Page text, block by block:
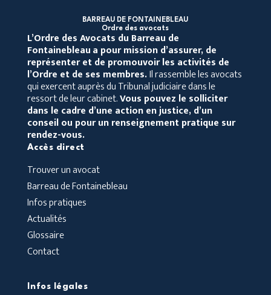
BARREAU DE FONTAINEBLEAU
Ordre des avocats
L’Ordre des Avocats du Barreau de
Fontainebleaua pour mission d’assurer, de
représenter et de promouvoir les activités de
l’Ordre et de ses membres.Il rassemble les avocats
qui exercent auprès du Tribunal judiciaire dans le
ressort de leur cabinet.Vous pouvez le solliciter
dans le cadre d’une action en justice, d’un
conseil ou pour un renseignement pratique sur
rendez-vous.
Accès direct
Trouver un avocat
Barreau de Fontainebleau
Infos pratiques
Actualités
Glossaire
Contact
Infos légales